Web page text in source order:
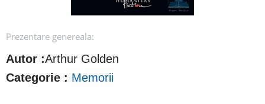
Prezentare genereala:
Autor :Arthur Golden
Categorie : Memorii